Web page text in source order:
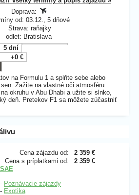
Doprava:
od: 03.12., 5 dňové
Strava: raňajky
odlet: Bratislava
5 dní
+0 €
na Formulu 1 a splňte sebe alebo
Zažite na vlastné oči atmosféru
okruhu v Abu Dhabi a užite si slnko,
deň. Pretekov F1 sa môžete zúčastniť
Cena zájazdu od:
2 359 €
Cena s príplatkami od:
2 359 €
SAE
- Poznávacie zájazdy
- Exotika